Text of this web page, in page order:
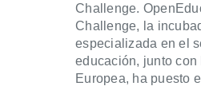
Challenge.
Challenge, la
especializada en el
educación, junto con
Europea, ha puesto